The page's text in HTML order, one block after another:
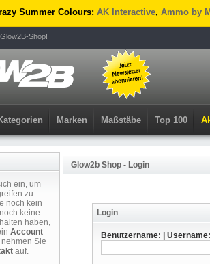
Summer Colours:AK Interactive,Ammo by
Glow2B-Shop!
Marken Maßstäbe Top 100
ein, um
zu
noch kein
keine
haben,
Account
Sie
auf.
Glow2b Shop - Login
Login
Benutzername: | Username: